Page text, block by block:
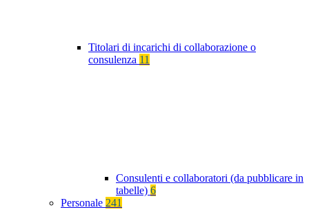
Titolari di incarichi di collaborazione o
consulenza 11
Consulenti e collaboratori (da pubblicare in
tabelle) 6
Personale 241